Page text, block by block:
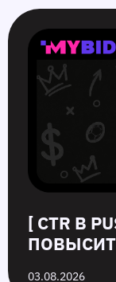
[ CTR В
03.08.2026